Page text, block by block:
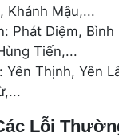
Khánh Mậu,...
Phát Diệm,
Tiến,...
Yên Thịnh, Yên
Lỗi